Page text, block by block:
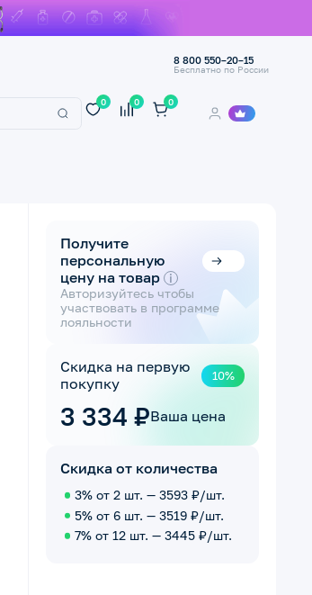
8 800 550–20–15
Бесплатно по России
0 0 0
Получите
персональную
цену на товар i
Авторизуйтесь чтобы
участвовать в программе
лояльности
Скидка на первую
покупку
10%
3 334 ₽Ваша цена
Скидка от количества
3% от 2 шт. — 3593 ₽/шт.
5% от 6 шт. — 3519 ₽/шт.
7% от 12 шт. — 3445 ₽/шт.